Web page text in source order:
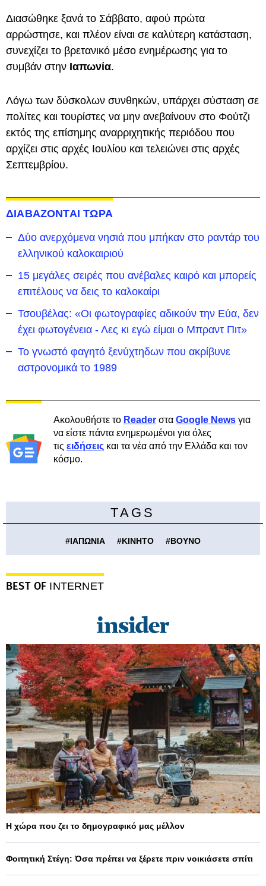
Διασώθηκε ξανά το Σάββατο, αφού πρώτα
αρρώστησε, και πλέον είναι σε καλύτερη κατάσταση,
συνεχίζει το βρετανικό μέσο ενημέρωσης για το
συμβάν στην Ιαπωνία.
Λόγω των δύσκολων συνθηκών, υπάρχει σύσταση σε
πολίτες και τουρίστες να μην ανεβαίνουν στο Φούτζι
εκτός της επίσημης αναρριχητικής περιόδου που
αρχίζει στις αρχές Ιουλίου και τελειώνει στις αρχές
Σεπτεμβρίου.
ΔΙΑΒΑΖΟΝΤΑΙ ΤΩΡΑ
Δύο ανερχόμενα νησιά που μπήκαν στο ραντάρ του
ελληνικού καλοκαιριού
15 μεγάλες σειρές που ανέβαλες καιρό και μπορείς
επιτέλους να δεις το καλοκαίρι
Τσουβέλας: «Οι φωτογραφίες αδικούν την Εύα, δεν
έχει φωτογένεια - Λες κι εγώ είμαι ο Μπραντ Πιτ»
Το γνωστό φαγητό ξενύχτηδων που ακρίβυνε
αστρονομικά το 1989
Ακολουθήστε το Reader στα Google News για
να είστε πάντα ενημερωμένοι για όλες
τις ειδήσεις και τα νέα από την Ελλάδα και τον
κόσμο.
TAGS
#ΙΑΠΩΝΙΑ #ΚΙΝΗΤΟ #ΒΟΥΝΟ
BEST OF INTERNET
Η χώρα που ζει το δημογραφικό μας μέλλον
Φοιτητική Στέγη: Όσα πρέπει να ξέρετε πριν νοικιάσετε σπίτι